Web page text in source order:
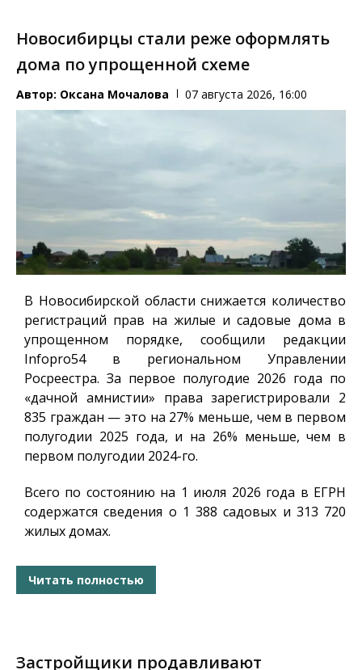
Новосибирцы стали реже оформлять
дома по упрощенной схеме
Автор: Оксана Мочалова 07 августа 2026, 16:00
В Новосибирской области снижается количество
регистраций прав на жилые и садовые дома в
упрощенном порядке, сообщили редакции
Infopro54в региональном Управлении
Росреестра. За первое полугодие 2026 года по
«дачной амнистии» права зарегистрировали 2
835 граждан — это на 27% меньше, чем в первом
полугодии 2025 года, и на 26% меньше, чем в
первом полугодии 2024-го.
Всего по состоянию на 1 июля 2026 года в ЕГРН
содержатся сведения о 1 388 садовых и 313 720
жилых домах.
Читать полностью
Застройщики продавливают